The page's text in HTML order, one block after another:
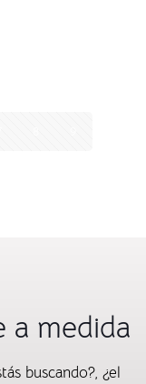
medida
buscando?, ¿el